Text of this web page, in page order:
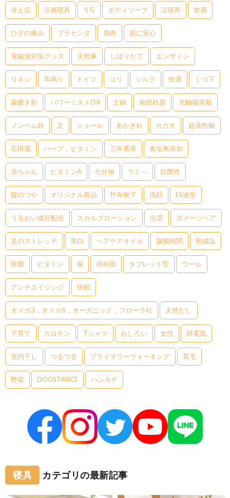
冷え症 涼感寝具 ５G ボディソープ 涼寝具 甘酒
ひざの痛み プラセンタ 鹿肉 肌に安心
電磁波対策グッズ 天然麻 しぼりたて エンザミン
リネン 耳鳴り ドイツ コリ シルク 快適 くつ下
歯磨き剤 パワーミストO4 土鍋 南部鉄器 光触媒搭載
ノンヘム鉄 足 ショール あかぎれ カカオ 超高性能
石田屋 ハーブ，ビタミン 三年番茶 食塩無添加
赤ちゃん ビタミンA 七分袖 ラミ― 抗菌性
髪のつや オリジナル商品 竹布靴下 洗顔 ES波形
うるおい成分配合 スカルプローション 出雲 ダメージヘア
足のストレッチ 美白 ヘアケアオイル 脳腸相関 熟成塩
除菌 ビタミン 脳 掛布団 タブレット型 ウール
アンチエイジング 快眠
オメガ3，オメガ6，オーガニック，フローラ社 天然だし
子育て カロチン Tシャツ おしろい 女性 静電気
室内干し つるつる プライマリーウォーキング 育毛
野菜 DOGSTANCE ハンカチ
寝具 カテゴリの最新記事